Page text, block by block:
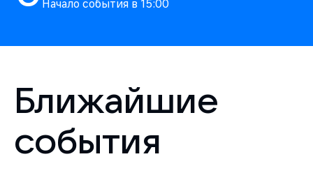
Начало события в 15:00
Ближайшие
события